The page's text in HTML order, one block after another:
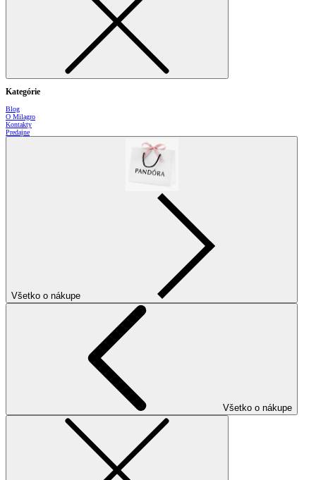
Kategórie
Blog
O Milagro
Kontakty
Predajne
Všetko o nákupe
Všetko o nákupe